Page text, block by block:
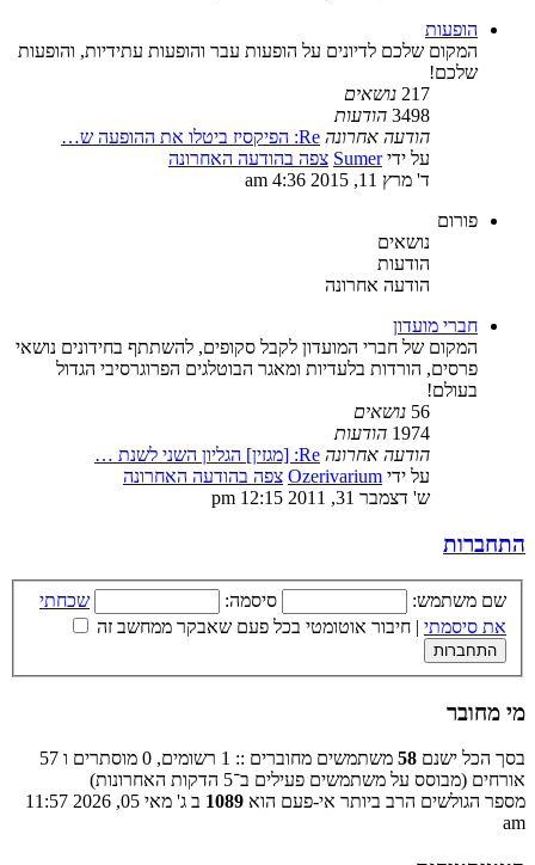
הופעות
המקום שלכם לדיונים על הופעות עבר והופעות עתידיות, והופעות
שלכם!
217 נושאים
3498 הודעות
הודעה אחרונה Re: הפיקסיז ביטלו את ההופעה ש…
על ידיSumer צפה בהודעה האחרונה
ד' מרץ 11, 2015 4:36 am
פורום
נושאים
הודעות
הודעה אחרונה
חברי מועדון
המקום של חברי המועדון לקבל סקופים, להשתתף בחידונים נושאי
פרסים, הורדות בלעדיות ומאגר הבוטלגים הפרוגרסיבי הגדול
בעולם!
56 נושאים
1974 הודעות
הודעה אחרונה Re: [מגזין] הגליון השני לשנת …
על ידי Ozerivarium צפה בהודעה האחרונה
ש' דצמבר 31, 2011 12:15 pm
התחברות
שם משתמש: סיסמה:
שכחתי
את סיסמתי | חיבור אוטומטי בכל פעם שאבקר ממחשב זה
מי מחובר
בסך הכל ישנם 58
משתמשים מחוברים :: 1 רשומים, 0 מוסתרים ו 57
אורחים (מבוסס על משתמשים פעילים ב־5 הדקות האחרונות)
מספר הגולשים הרב ביותר אי-פעם הוא 1089
ב ג' מאי 05, 2026 11:57
am